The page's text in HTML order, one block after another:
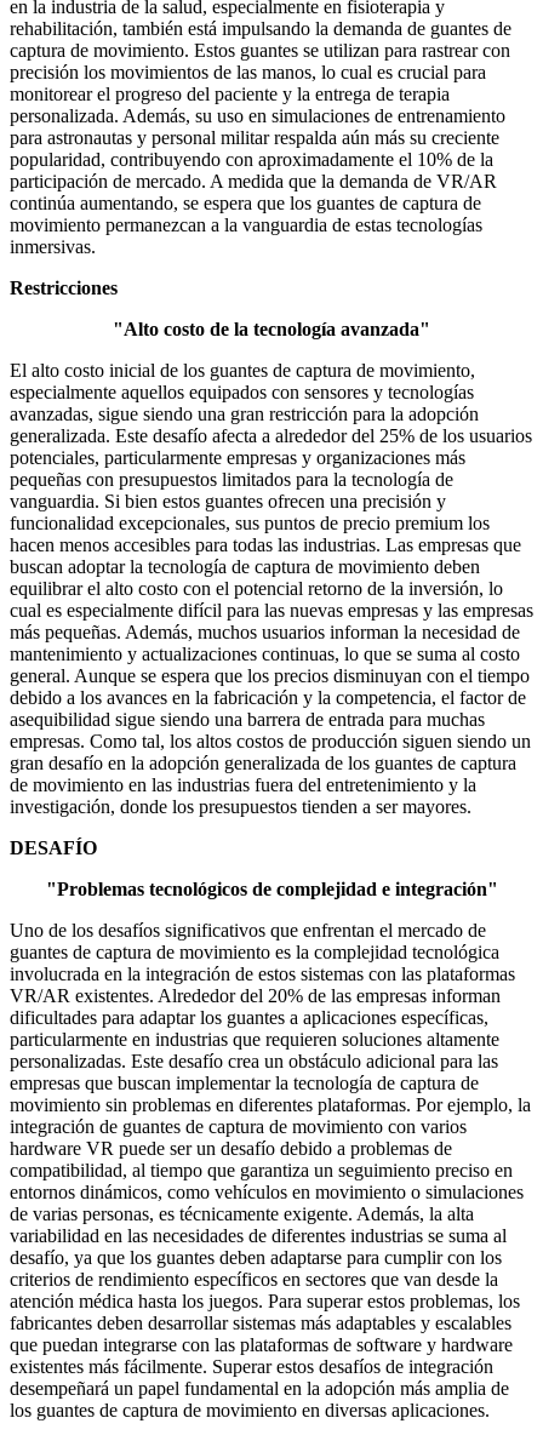
en la industria de la salud, especialmente en fisioterapia y
rehabilitación, también está impulsando la demanda de guantes de
captura de movimiento. Estos guantes se utilizan para rastrear con
precisión los movimientos de las manos, lo cual es crucial para
monitorear el progreso del paciente y la entrega de terapia
personalizada. Además, su uso en simulaciones de entrenamiento
para astronautas y personal militar respalda aún más su creciente
popularidad, contribuyendo con aproximadamente el 10% de la
participación de mercado. A medida que la demanda de VR/AR
continúa aumentando, se espera que los guantes de captura de
movimiento permanezcan a la vanguardia de estas tecnologías
inmersivas.
Restricciones
"Alto costo de la tecnología avanzada"
El alto costo inicial de los guantes de captura de movimiento,
especialmente aquellos equipados con sensores y tecnologías
avanzadas, sigue siendo una gran restricción para la adopción
generalizada. Este desafío afecta a alrededor del 25% de los usuarios
potenciales, particularmente empresas y organizaciones más
pequeñas con presupuestos limitados para la tecnología de
vanguardia. Si bien estos guantes ofrecen una precisión y
funcionalidad excepcionales, sus puntos de precio premium los
hacen menos accesibles para todas las industrias. Las empresas que
buscan adoptar la tecnología de captura de movimiento deben
equilibrar el alto costo con el potencial retorno de la inversión, lo
cual es especialmente difícil para las nuevas empresas y las empresas
más pequeñas. Además, muchos usuarios informan la necesidad de
mantenimiento y actualizaciones continuas, lo que se suma al costo
general. Aunque se espera que los precios disminuyan con el tiempo
debido a los avances en la fabricación y la competencia, el factor de
asequibilidad sigue siendo una barrera de entrada para muchas
empresas. Como tal, los altos costos de producción siguen siendo un
gran desafío en la adopción generalizada de los guantes de captura
de movimiento en las industrias fuera del entretenimiento y la
investigación, donde los presupuestos tienden a ser mayores.
DESAFÍO
"Problemas tecnológicos de complejidad e integración"
Uno de los desafíos significativos que enfrentan el mercado de
guantes de captura de movimiento es la complejidad tecnológica
involucrada en la integración de estos sistemas con las plataformas
VR/AR existentes. Alrededor del 20% de las empresas informan
dificultades para adaptar los guantes a aplicaciones específicas,
particularmente en industrias que requieren soluciones altamente
personalizadas. Este desafío crea un obstáculo adicional para las
empresas que buscan implementar la tecnología de captura de
movimiento sin problemas en diferentes plataformas. Por ejemplo, la
integración de guantes de captura de movimiento con varios
hardware VR puede ser un desafío debido a problemas de
compatibilidad, al tiempo que garantiza un seguimiento preciso en
entornos dinámicos, como vehículos en movimiento o simulaciones
de varias personas, es técnicamente exigente. Además, la alta
variabilidad en las necesidades de diferentes industrias se suma al
desafío, ya que los guantes deben adaptarse para cumplir con los
criterios de rendimiento específicos en sectores que van desde la
atención médica hasta los juegos. Para superar estos problemas, los
fabricantes deben desarrollar sistemas más adaptables y escalables
que puedan integrarse con las plataformas de software y hardware
existentes más fácilmente. Superar estos desafíos de integración
desempeñará un papel fundamental en la adopción más amplia de
los guantes de captura de movimiento en diversas aplicaciones.